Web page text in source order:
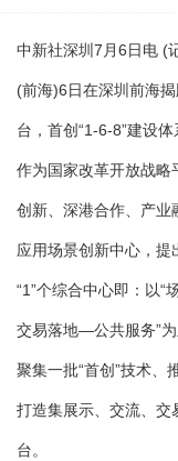
中新社深圳7月6日电 (
(前海)6日在深圳前海
台，首创“1-6-8”建设
作为国家改革开放战略
创新、深港合作、产业
应用场景创新中心，提
“1”个综合中心即：
交易落地—公共服务”
聚集一批“首创”技术、
打造集展示、交流、交
台。